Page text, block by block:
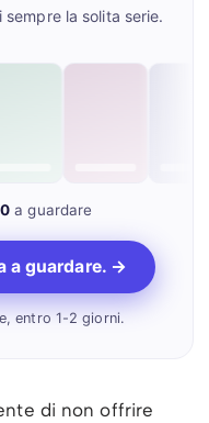
la solita serie.
0 a guardare
a guardare. →
entro 1-2 giorni.
di non offrire